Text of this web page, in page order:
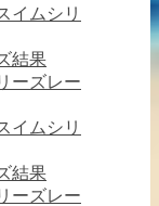
イムシリ
結果
ーズレー
イムシリ
結果
ーズレー